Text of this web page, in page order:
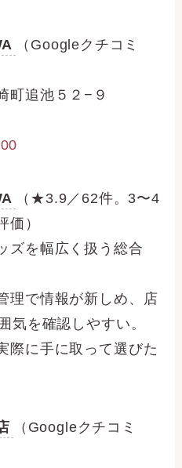
（Googleクチコミ
町追池５２−９
（★3.9／62件。3〜4
価）
ズを幅広く扱う総合
理で情報が新しめ、店
気を確認しやすい。
際に手に取って選びた
（Googleクチコミ